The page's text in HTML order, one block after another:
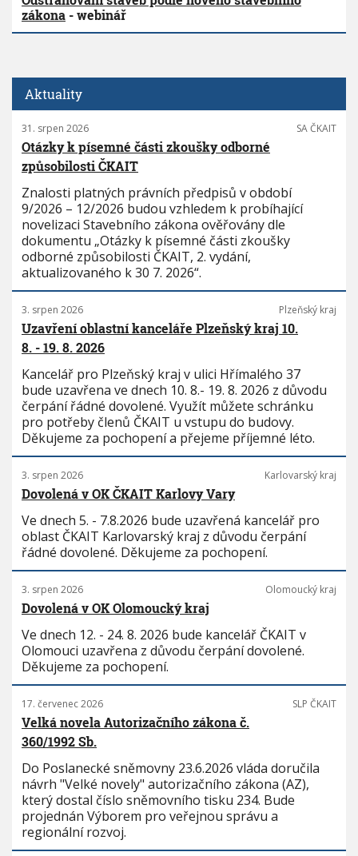
zákona - webinář
Aktuality
31. srpen 2026 SA ČKAIT
Otázky k písemné části zkoušky odborné
způsobilosti ČKAIT
Znalosti platných právních předpisů v období
9/2026 – 12/2026 budou vzhledem k probíhající
novelizaci Stavebního zákona ověřovány dle
dokumentu „Otázky k písemné části zkoušky
odborné způsobilosti ČKAIT, 2. vydání,
aktualizovaného k 30 7. 2026“.
3. srpen 2026 Plzeňský kraj
Uzavření oblastní kanceláře Plzeňský kraj 10.
8. - 19. 8. 2026
Kancelář pro Plzeňský kraj v ulici Hřímalého 37
bude uzavřena ve dnech 10. 8.- 19. 8. 2026 z důvodu
čerpání řádné dovolené. Využít můžete schránku
pro potřeby členů ČKAIT u vstupu do budovy.
Děkujeme za pochopení a přejeme příjemné léto.
3. srpen 2026 Karlovarský kraj
Dovolená v OK ČKAIT Karlovy Vary
Ve dnech 5. - 7.8.2026 bude uzavřená kancelář pro
oblast ČKAIT Karlovarský kraj z důvodu čerpání
řádné dovolené. Děkujeme za pochopení.
3. srpen 2026 Olomoucký kraj
Dovolená v OK Olomoucký kraj
Ve dnech 12. - 24. 8. 2026 bude kancelář ČKAIT v
Olomouci uzavřena z důvodu čerpání dovolené.
Děkujeme za pochopení.
17. červenec 2026 SLP ČKAIT
Velká novela Autorizačního zákona č.
360/1992 Sb.
Do Poslanecké sněmovny 23.6.2026 vláda doručila
návrh "Velké novely" autorizačního zákona (AZ),
který dostal číslo sněmovního tisku 234. Bude
projednán Výborem pro veřejnou správu a
regionální rozvoj.